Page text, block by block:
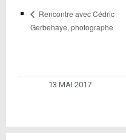
Rencontre avec Cédric
Gerbehaye, photographe
13 MAI 2017